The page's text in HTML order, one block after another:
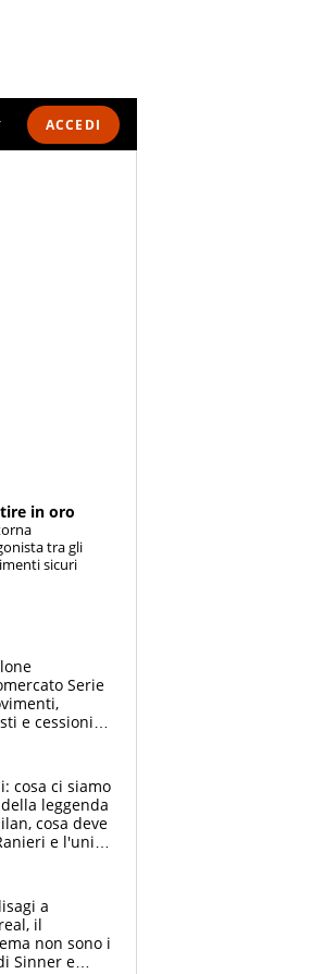
ACCEDI
in oro
tra gli
sicuri
Serie
e cessioni:
cosa ci siamo
leggenda
cosa deve
e l'unico
a
il
non sono i
Sinner e